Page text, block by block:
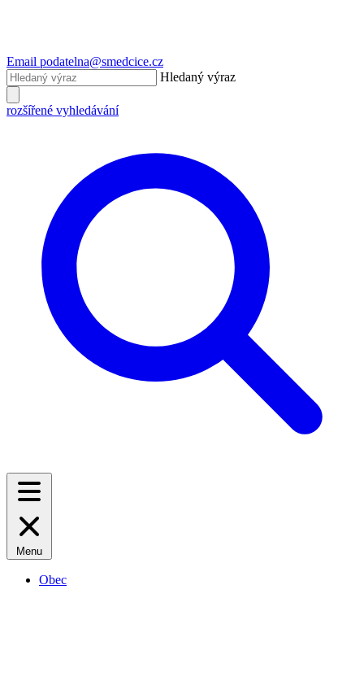
Email podatelna@smedcice.cz
Hledaný výraz
rozšířené vyhledávání
Menu
Obec